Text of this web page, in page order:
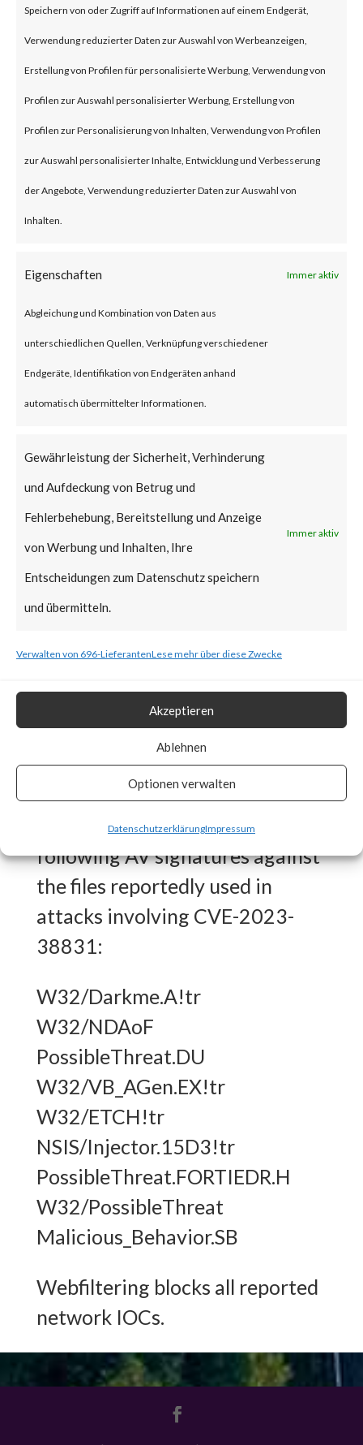
Speichern von oder Zugriff auf Informationen auf einem Endgerät,
Verwendung reduzierter Daten zur Auswahl von Werbeanzeigen,
Erstellung von Profilen für personalisierte Werbung, Verwendung von
Profilen zur Auswahl personalisierter Werbung, Erstellung von
Profilen zur Personalisierung von Inhalten, Verwendung von Profilen
zur Auswahl personalisierter Inhalte, Entwicklung und Verbesserung
der Angebote, Verwendung reduzierter Daten zur Auswahl von
Inhalten.
Eigenschaften Immer aktiv
Abgleichung und Kombination von Daten aus
unterschiedlichen Quellen, Verknüpfung verschiedener
Endgeräte, Identifikation von Endgeräten anhand
automatisch übermittelter Informationen.
Gewährleistung der Sicherheit, Verhinderung
und Aufdeckung von Betrug und
Fehlerbehebung, Bereitstellung und Anzeige
von Werbung und Inhalten, Ihre
Entscheidungen zum Datenschutz speichern
und übermitteln.
Immer aktiv
Verwalten von 696-LieferantenLese mehr über diese Zwecke
Akzeptieren
Ablehnen
Optionen verwalten
DatenschutzerklärungImpressum
(some refer to this as “viewing”)
the file launches a malicious
script in the folder.
Why is this Significant?
This is significant because
WinRAR is widely used and CVE-
exploited as a 0-day in April
malware families have
reportedly been deployed.
FortiGuard Labs strongly
recommends all users of
What is the Vendor Solution?
The vendor has released
includes a fix for CVE-2023-
38831.
What FortiGuard Coverage is
FortiGuard Labs has the
following AV signatures against
the files reportedly used in
attacks involving CVE-2023-
38831:
W32/Darkme.A!tr
W32/NDAoF
PossibleThreat.DU
W32/VB_AGen.EX!tr
W32/ETCH!tr
NSIS/Injector.15D3!tr
PossibleThreat.FORTIEDR.H
W32/PossibleThreat
Malicious_Behavior.SB
Webfiltering blocks all reported
network IOCs.